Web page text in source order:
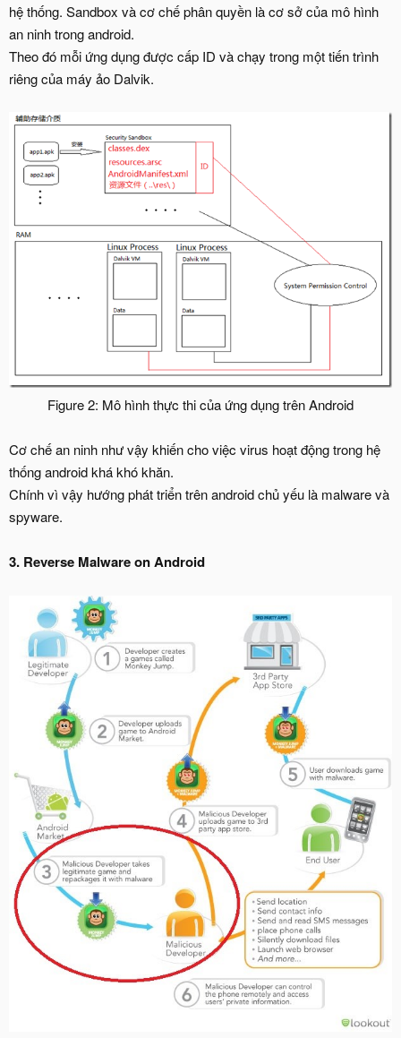
hệ thống. Sandbox và cơ chế phân quyền là cơ sở của mô hình
an ninh trong android.
Theo đó mỗi ứng dụng được cấp ID và chạy trong một tiến trình
riêng của máy ảo Dalvik.
Figure 2: Mô hình thực thi của ứng dụng trên Android​
Cơ chế an ninh như vậy khiến cho việc virus hoạt động trong hệ
thống android khá khó khăn.
Chính vì vậy hướng phát triển trên android chủ yếu là malware và
spyware.
3. Reverse Malware on Android